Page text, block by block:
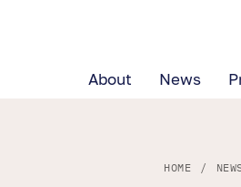
News
About
HOME /